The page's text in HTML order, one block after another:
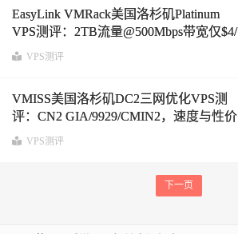
EasyLink VMRack美国洛杉矶Platinum
VPS测评：2TB流量@500Mbps带宽仅$4/
月，三网优化、高性能、解锁流媒体
VPS测评
VMISS美国洛杉矶DC2三网优化VPS测
评：CN2 GIA/9929/CMIN2，速度与性价
比之选
VPS测评
下一页